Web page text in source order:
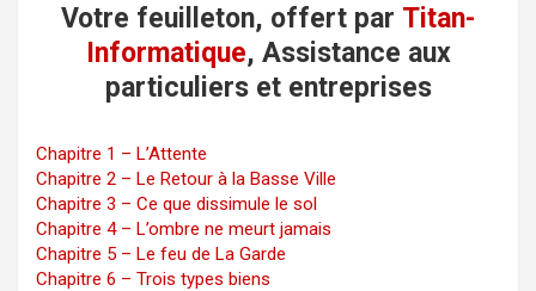
Votre feuilleton, offert par Titan-
Informatique, Assistance aux
particuliers et entreprises
Chapitre 1 – L’Attente
Chapitre 2 – Le Retour à la Basse Ville
Chapitre 3 – Ce que dissimule le sol
Chapitre 4 – L’ombre ne meurt jamais
Chapitre 5 – Le feu de La Garde
Chapitre 6 – Trois types biens